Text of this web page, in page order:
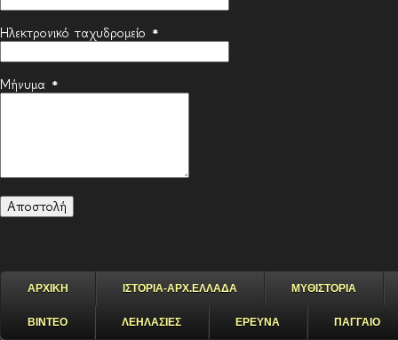
Ηλεκτρονικό ταχυδρομείο *
Μήνυμα *
ΑΡΧΙΚΗ ΙΣΤΟΡΙΑ-ΑΡΧ.ΕΛΛΑΔΑ ΜΥΘΙΣΤΟΡΙΑ
ΒΙΝΤΕΟ ΛΕΗΛΑΣΙΕΣ ΕΡΕΥΝΑ ΠΑΓΓΑΙΟ